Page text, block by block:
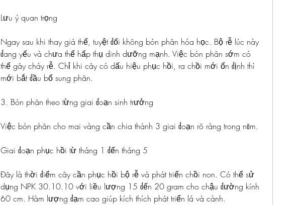
Lưu ý quan trọng
Ngay sau khi thay giá thể, tuyệt đối không bón phân hóa học. Bộ rễ lúc này
đang yếu và chưa thể hấp thụ dinh dưỡng mạnh. Việc bón phân sớm có
thể gây cháy rễ. Chỉ khi cây có dấu hiệu phục hồi, ra chồi mới ổn định thì
mới bắt đầu bổ sung phân.
3. Bón phân theo từng giai đoạn sinh trưởng
Việc bón phân cho mai vàng cần chia thành 3 giai đoạn rõ ràng trong năm.
Giai đoạn phục hồi từ tháng 1 đến tháng 5
Đây là thời điểm cây cần phục hồi bộ rễ và phát triển chồi non. Có thể sử
dụng NPK 30.10.10 với liều lượng 15 đến 20 gram cho chậu đường kính
60 cm. Hàm lượng đạm cao giúp kích thích phát triển lá và cành.